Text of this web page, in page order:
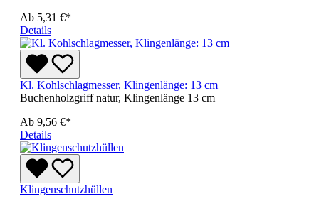
Ab 5,31 €*
Details
Kl. Kohlschlagmesser, Klingenlänge: 13 cm
Buchenholzgriff natur, Klingenlänge 13 cm
Ab 9,56 €*
Details
Klingenschutzhüllen